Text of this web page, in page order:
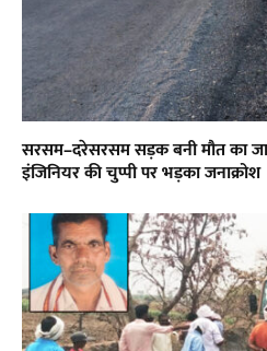
सरसम–दरेसरसम सड़क बनी मौत का
इंजिनियर की चुप्पी पर भड़का जनाक्रोश